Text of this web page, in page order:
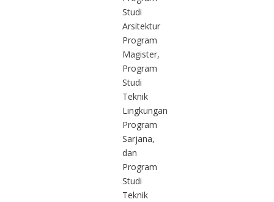
Studi
Arsitektur
Program
Magister,
Program
Studi
Teknik
Lingkungan
Program
Sarjana,
dan
Program
Studi
Teknik